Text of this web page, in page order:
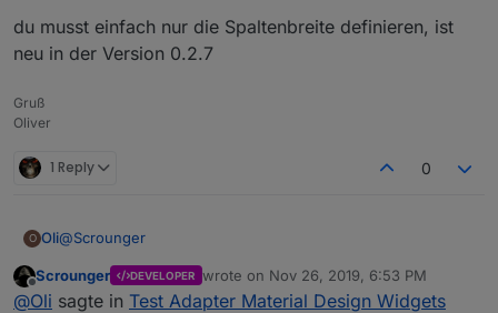
du musst einfach nur die Spaltenbreite definieren, ist
neu in der Version 0.2.7
Gruß
Oliver
1 Reply 0
O Oli@Scrounger
hier sind meine Einstellungen
Offline
Scrounger DEVELOPER wrote on Nov 26, 2019, 6:53 PM
last edited by
@Oli sagte in Test Adapter Material Design Widgets